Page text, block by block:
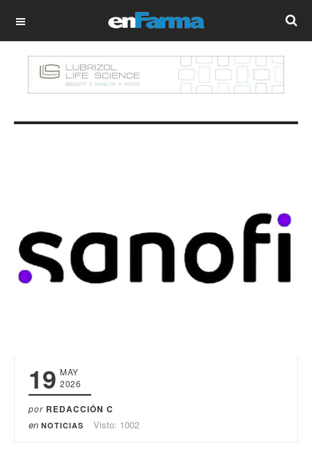
OFF CANVAS
19 MAY
2026
por REDACCIÓN C
en NOTICIAS Visto: 1002